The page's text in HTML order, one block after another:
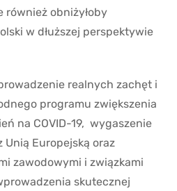
również obniżyłoby
w dłuższej perspektywie
realnych zachęt i
programu zwiększenia
na COVID-19, wygaszenie
Europejską oraz
zawodowymi i związkami
skutecznej